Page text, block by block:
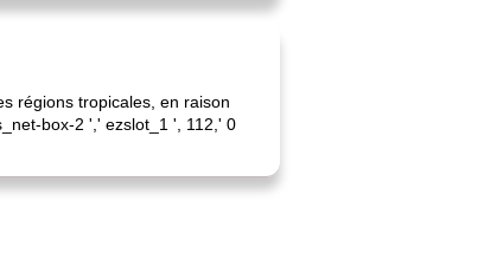
régions tropicales, en raison
box-2 ',' ezslot_1 ', 112,' 0